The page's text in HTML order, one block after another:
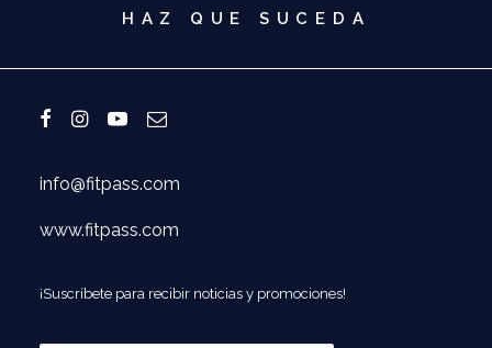
HAZ QUE SUCEDA
info@fitpass.com
www.fitpass.com
¡Suscríbete para recibir noticias y promociones!